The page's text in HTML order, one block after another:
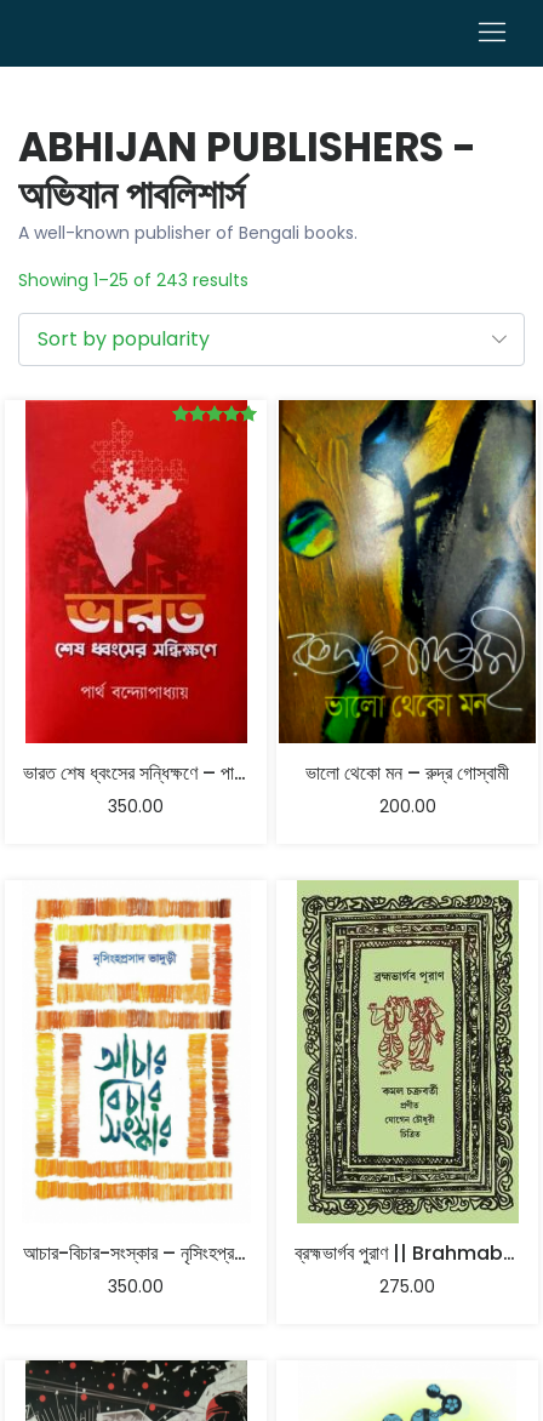
0
ABHIJAN PUBLISHERS -
অভিযান পাবলিশার্স
A well-known publisher of Bengali books.
Showing 1–25 of 243 results
ভারত শেষ ধ্বংসের সন্ধিক্ষণে – পার্থ বন্দ্যোপাধ্যায়
350.00
ভালো থেকো মন – রুদ্র গোস্বামী
200.00
আচার-বিচার-সংস্কার – নৃসিংহপ্রসাদ ভাদুড়ী
350.00
ব্রহ্মভার্গব পুরাণ || Brahmabhargab Puran
275.00